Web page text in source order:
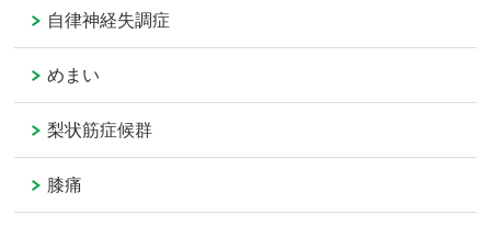
自律神経失調症
めまい
梨状筋症候群
膝痛